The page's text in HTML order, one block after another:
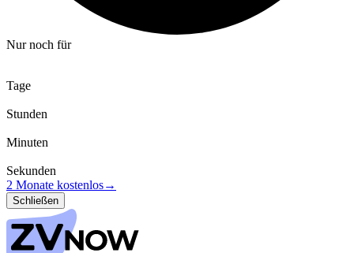
Nur noch für
Tage
Stunden
Minuten
Sekunden
2 Monate kostenlos→
Schließen